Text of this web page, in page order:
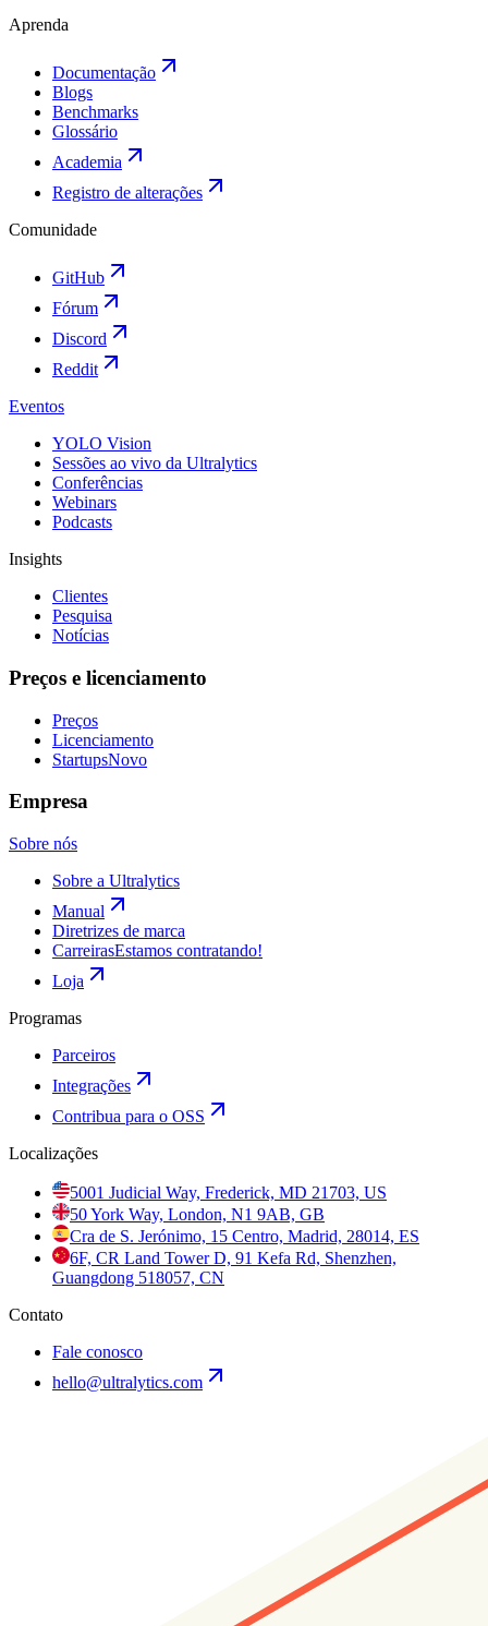
Aprenda
Documentação
Blogs
Benchmarks
Glossário
Academia
Registro de alterações
Comunidade
GitHub
Fórum
Discord
Reddit
Eventos
YOLO Vision
Sessões ao vivo da Ultralytics
Conferências
Webinars
Podcasts
Insights
Clientes
Pesquisa
Notícias
Preços e licenciamento
Preços
Licenciamento
StartupsNovo
Empresa
Sobre nós
Sobre a Ultralytics
Manual
Diretrizes de marca
CarreirasEstamos contratando!
Loja
Programas
Parceiros
Integrações
Contribua para o OSS
Localizações
5001 Judicial Way, Frederick, MD 21703, US
50 York Way, London, N1 9AB, GB
Cra de S. Jerónimo, 15 Centro, Madrid, 28014, ES
6F, CR Land Tower D, 91 Kefa Rd, Shenzhen,
Guangdong 518057, CN
Contato
Fale conosco
hello@ultralytics.com